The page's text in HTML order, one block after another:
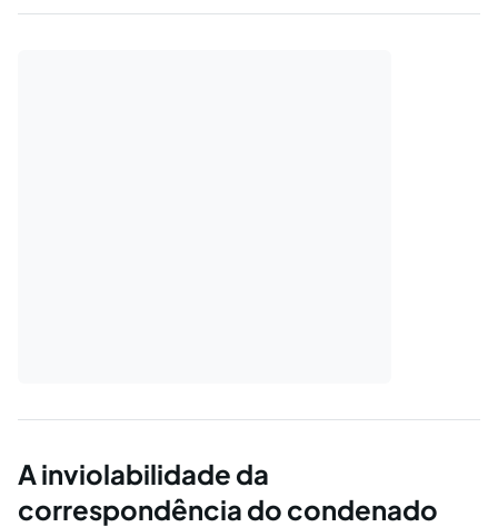
licitatório, analisando o tema à luz do Direito Constitucional e
A inviolabilidade da
correspondência do condenado